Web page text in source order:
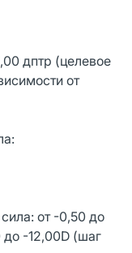
дптр (целевое
от
от -0,50 до
-12,00D (шаг